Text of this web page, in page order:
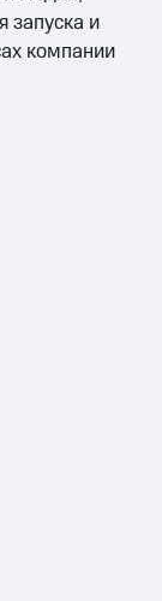
запуска и
компании